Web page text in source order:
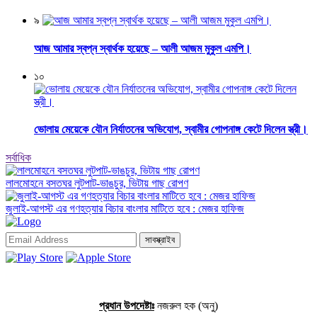
৯
আজ আমার স্বপ্ন স্বার্থক হয়েছে – আলী আজম মুকুল এমপি।
১০
ভোলায় মেয়েকে যৌন নির্যাতনের অভিযোগ, স্বামীর গোপনাঙ্গ কেটে দিলেন স্ত্রী।
সর্বাধিক
লালমোহনে বসতঘর লুটপাট-ভাঙচুর, ভিটায় গাছ রোপণ
জুলাই-আগস্ট এর গণহত্যার বিচার বাংলার মাটিতে হবে : মেজর হাফিজ
সাবস্ক্রাইব
প্রধান উপদেষ্টাঃনজরুল হক (অনু)